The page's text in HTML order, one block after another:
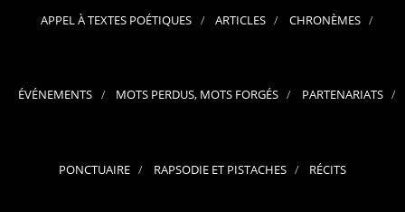
APPEL À TEXTES POÉTIQUES ARTICLES CHRONÈMES
ÉVÉNEMENTS MOTS PERDUS, MOTS FORGÉS PARTENARIATS
PONCTUAIRE RAPSODIE ET PISTACHES RÉCITS